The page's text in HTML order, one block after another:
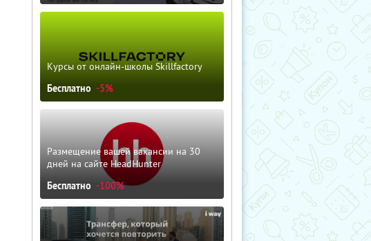
Курсы от онлайн-школы Skillfactory
Бесплатно -5%
Размещение вашей вакансии на 30
дней на сайте HeadHunter
Бесплатно -100%